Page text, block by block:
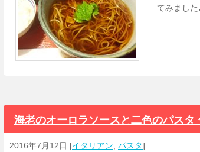
てみました
海老のオーロラソースと二色のパス
2016年7月12日 [イタリアン パスタ]